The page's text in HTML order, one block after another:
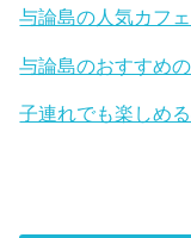
与論島の人気カフ
与論島のおすすめ
子連れでも楽しめ